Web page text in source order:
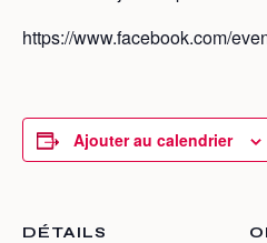
https://www.facebook.com/
Ajouter au calendrier
DÉTAILS